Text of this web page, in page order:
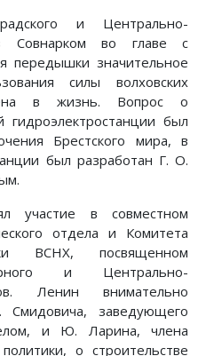
и Центрально-
Совнарком во главе с
передышки значительное
силы волховских
в жизнь. Вопрос о
гидроэлектростанции был
Брестского мира, в
был разработан Г. О.
участие в совместном
отдела и Комитета
ВСНХ, посвященном
и Центрально-
Ленин внимательно
заведующего
и Ю. Ларина, члена
о строительстве